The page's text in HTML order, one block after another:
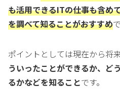
も活用できるITの仕事も含め
を調べて知ることがおすすめ
ポイントとしては現在から将
ういったことができるか、ど
るかなどを知ることです。